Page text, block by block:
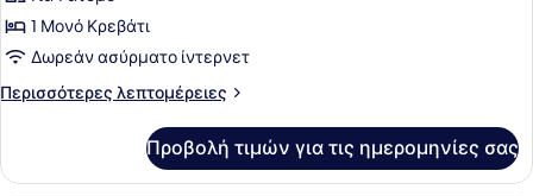
για
Standard
Δωμάτιο,
1
Κρεβάτι
1 Μονό Κρεβάτι
Δωρεάν ασύρματο ίντερνετ
Περισσότερες λεπτομέρειες
Περισσότερες
Δωμάτιο,
Προβολή τιμών για τις ημερομηνίες σας